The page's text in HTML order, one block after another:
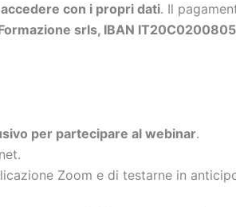
con i propri dati. Il
srls, IBAN
per partecipare al webinar.
Zoom e di testarne in